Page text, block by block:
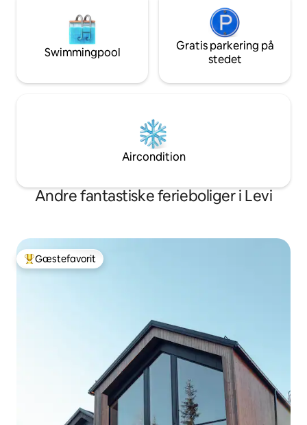
Swimmingpool
Gratis parkering på
stedet
Aircondition
Andre fantastiske ferieboliger i Levi
Bedste gæstefavorit
Gæstefavorit